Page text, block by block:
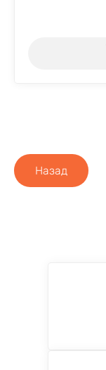
Назад